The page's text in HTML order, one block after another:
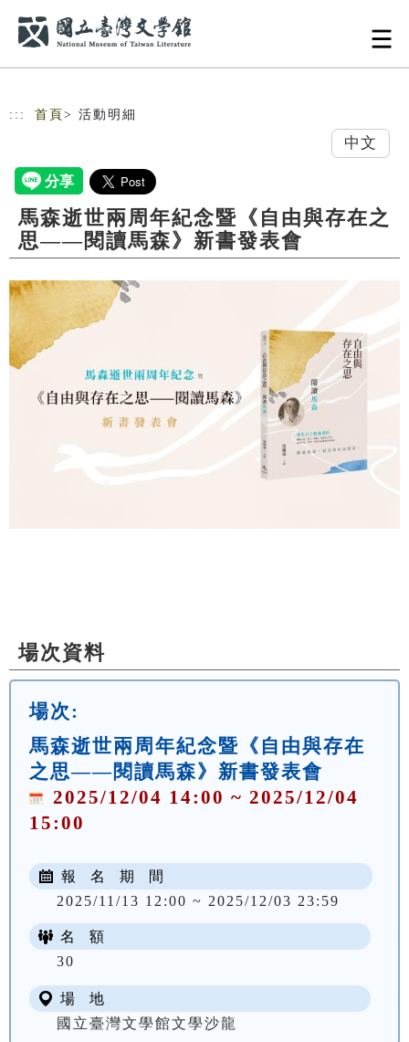
::: 首頁 > 活動明細
中文
馬森逝世兩周年紀念暨《自由與存在之
思——閱讀馬森》新書發表會
場次資料
場次:
馬森逝世兩周年紀念暨《自由與存在
之思——閱讀馬森》新書發表會
2025/12/04 14:00 ~ 2025/12/04
15:00
報 名 期 間
2025/11/13 12:00 ~ 2025/12/03 23:59
名 額
30
場 地
國立臺灣文學館文學沙龍